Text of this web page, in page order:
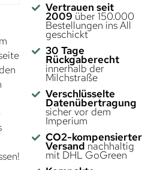
Vertrauen seit
2009 über 150.000
Bestellungen ins All
geschickt
30 Tage
Rückgaberecht
innerhalb der
Milchstraße
Verschlüsselte
Datenübertragung
sicher vor dem
Imperium
CO2-kompensierter
Versand nachhaltig
mit DHL GoGreen